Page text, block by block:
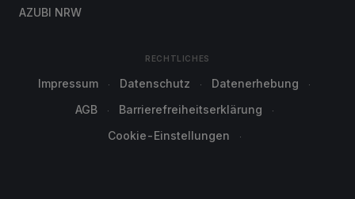
AZUBI NRW
RECHTLICHES
Impressum Datenschutz
Datenerhebung
AGB
Barrierefreiheitserklärung
Cookie-Einstellungen